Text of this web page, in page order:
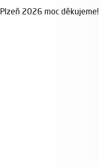
2026 moc děkujeme!